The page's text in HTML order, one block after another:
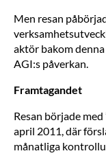
Men resan
aktör bakom
AGI:s påverkan.
Framtagandet
Resan började med
april 2011, där
månatliga